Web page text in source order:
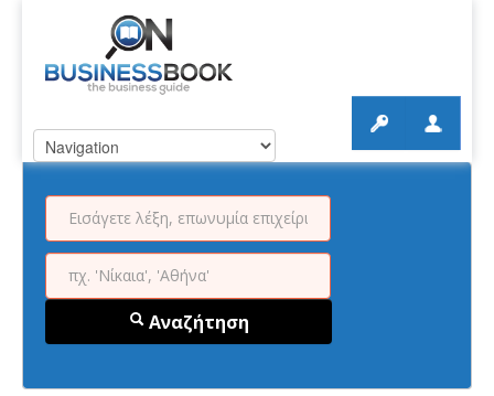
Αναζήτηση